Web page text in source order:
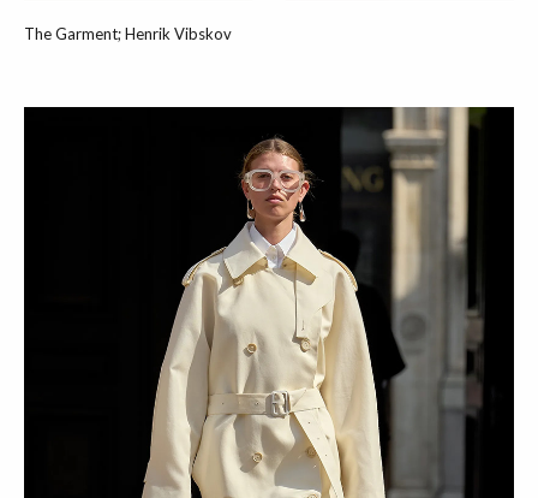
The Garment; Henrik Vibskov